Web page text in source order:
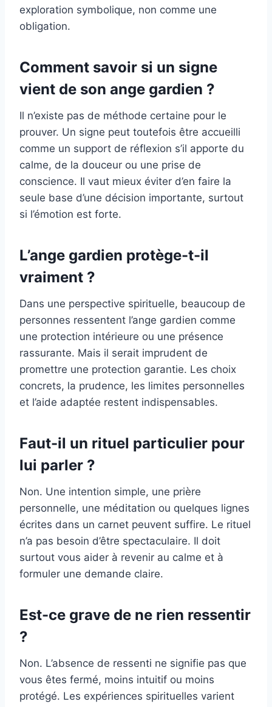
exploration symbolique, non comme une
obligation.
Comment savoir si un signe
vient de son ange gardien ?
Il n’existe pas de méthode certaine pour le
prouver. Un signe peut toutefois être accueilli
comme un support de réflexion s’il apporte du
calme, de la douceur ou une prise de
conscience. Il vaut mieux éviter d’en faire la
seule base d’une décision importante, surtout
si l’émotion est forte.
L’ange gardien protège-t-il
vraiment ?
Dans une perspective spirituelle, beaucoup de
personnes ressentent l’ange gardien comme
une protection intérieure ou une présence
rassurante. Mais il serait imprudent de
promettre une protection garantie. Les choix
concrets, la prudence, les limites personnelles
et l’aide adaptée restent indispensables.
Faut-il un rituel particulier pour
lui parler ?
Non. Une intention simple, une prière
personnelle, une méditation ou quelques lignes
écrites dans un carnet peuvent suffire. Le rituel
n’a pas besoin d’être spectaculaire. Il doit
surtout vous aider à revenir au calme et à
formuler une demande claire.
Est-ce grave de ne rien ressentir
?
Non. L’absence de ressenti ne signifie pas que
vous êtes fermé, moins intuitif ou moins
protégé. Les expériences spirituelles varient